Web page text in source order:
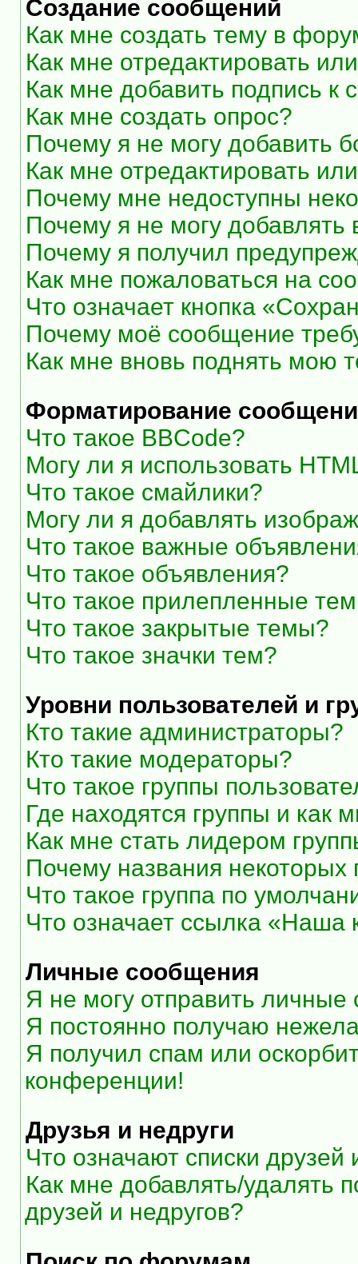
Создание сообщений
Как мне создать тему в
Как мне отредактировать
Как мне добавить подпись
Как мне создать опрос?
Почему я не могу добавить
Как мне отредактировать
Почему мне недоступны
Почему я не могу добавлять
Почему я получил
Как мне пожаловаться на
Что означает кнопка
Почему моё сообщение
Как мне вновь поднять мою
Форматирование
Что такое BBCode?
Могу ли я использовать
Что такое смайлики?
Могу ли я добавлять
Что такое важные
Что такое объявления?
Что такое прилепленные
Что такое закрытые темы?
Что такое значки тем?
Уровни пользователей и
Кто такие администраторы?
Кто такие модераторы?
Что такое группы
Где находятся группы и как
Как мне стать лидером
Почему названия
Что такое группа по
Что означает ссылка «Наша
Личные сообщения
Я не могу отправить
Я постоянно получаю
Я получил спам или
конференции!
Друзья и недруги
Что означают списки друзей
Как мне добавлять/удалять
друзей и недругов?